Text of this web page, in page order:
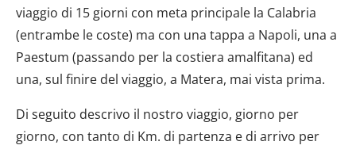
viaggio di 15 giorni con meta principale la Calabria
(entrambe le coste) ma con una tappa a Napoli, una a
Paestum (passando per la costiera amalfitana) ed
una, sul finire del viaggio, a Matera, mai vista prima.
Di seguito descrivo il nostro viaggio, giorno per
giorno, con tanto di Km. di partenza e di arrivo per